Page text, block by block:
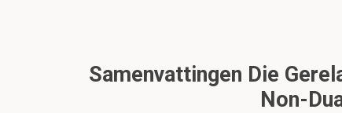
Samenvattingen Die
Non-